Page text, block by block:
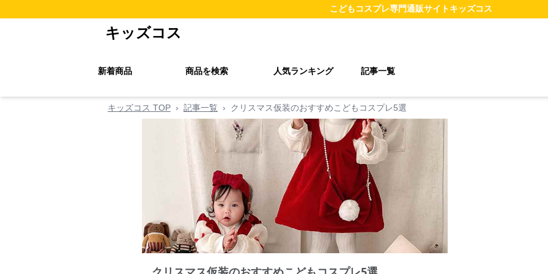
こどもコスプレ専門通販サイトキッズコス
キッズコス
新着商品 商品を検索 人気ランキング 記事一覧
キッズコス TOP › 記事一覧 › クリスマス仮装のおすすめこどもコスプレ5選